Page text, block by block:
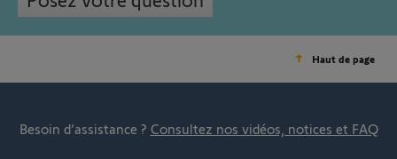
Haut de page
Besoin d’assistance ? Consultez nos vidéos, notices et FAQ